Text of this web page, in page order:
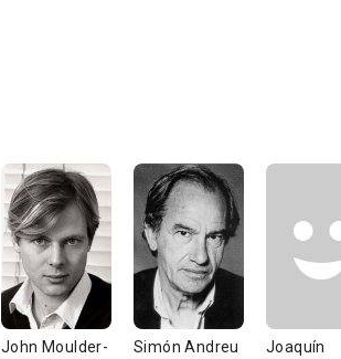
John Moulder-
Simón Andreu
Joaquín